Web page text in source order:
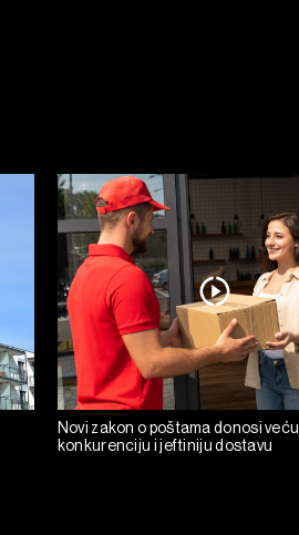
Novi zakon o poštama donosi veću
konkurenciju i jeftiniju dostavu